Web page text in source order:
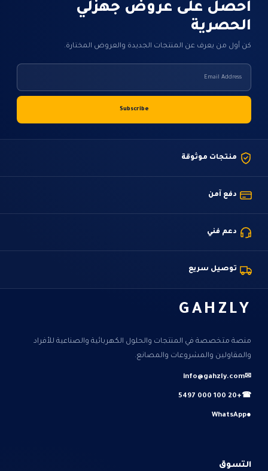
احصل على عروض جهزلي
الحصرية
كن أول من يعرف عن المنتجات الجديدة والعروض المختارة.
منتجات موثوقة
دفع آمن
دعم فني
توصيل سريع
GAHZLY
منصة متخصصة في المنتجات والحلول الكهربائية والصناعية للأفراد
والمقاولين والمشروعات والمصانع.
✉
info@gahzly.com
☎
+20 100 000 5497
●
WhatsApp
التسوق